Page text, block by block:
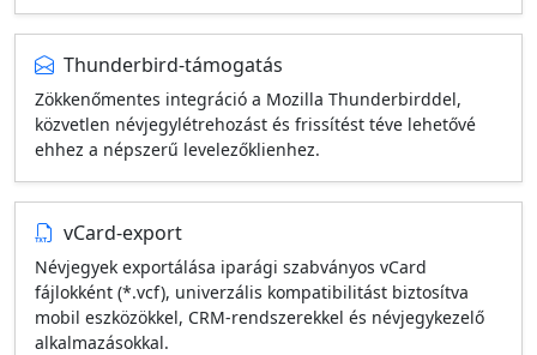
Thunderbird-támogatás
Zökkenőmentes integráció a Mozilla Thunderbirddel,
közvetlen névjegylétrehozást és frissítést téve lehetővé
ehhez a népszerű levelezőklienhez.
vCard-export
Névjegyek exportálása iparági szabványos vCard
fájlokként (*.vcf), univerzális kompatibilitást biztosítva
mobil eszközökkel, CRM-rendszerekkel és névjegykezelő
alkalmazásokkal.